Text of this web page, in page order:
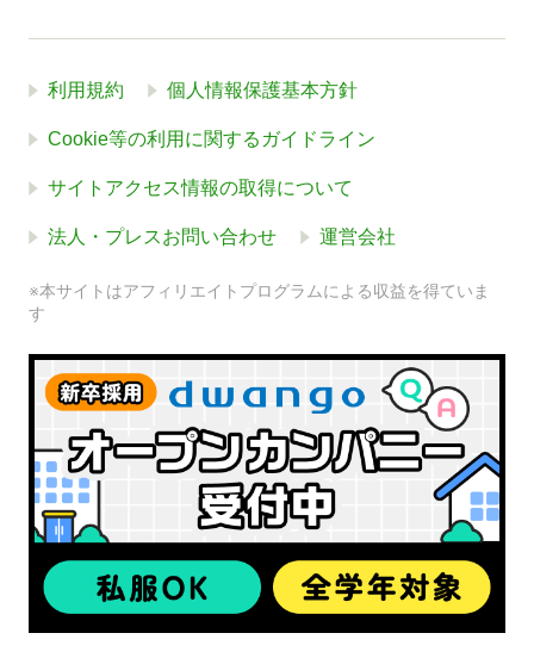
利用規約 個人情報保護基本方針
Cookie等の利用に関するガイドライン
サイトアクセス情報の取得について
法人・プレスお問い合わせ 運営会社
※本サイトはアフィリエイトプログラムによる収益を得ていま
す